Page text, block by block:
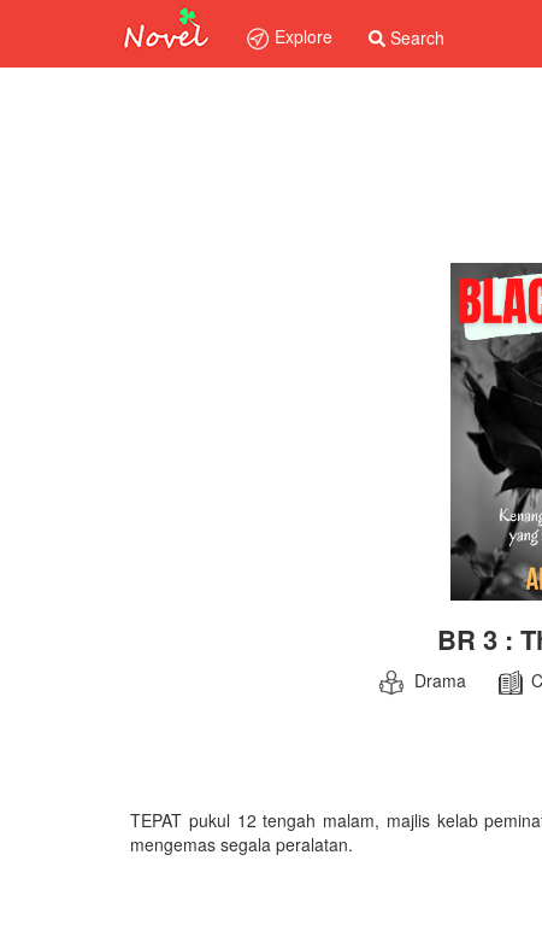
Explore Search
BR 3 :
Drama
TEPAT pukul 12 tengah malam, majlis kelab
mengemas segala peralatan.